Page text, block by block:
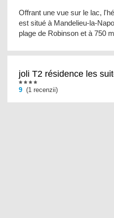
Offrant une vue sur le lac,
est situé à Mandelieu-la-
plage de Robinson et à 750
joli T2 résidence les
9 (1 recenzii)